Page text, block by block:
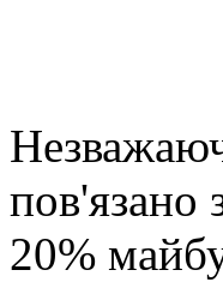
пов'язано
20%